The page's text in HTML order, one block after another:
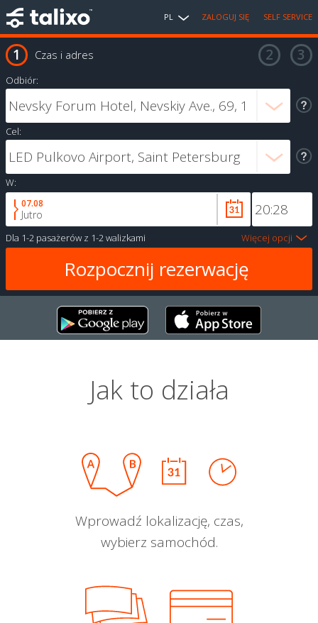
PL ZALOGUJ SIĘ SELF SERVICE
Czas i adres
Odbiór:
Cel:
W:
07.08
Jutro
Dla 1-2 pasażerów z 1-2 walizkami Więcej opcji
Jak to działa
Wprowadź lokalizację, czas,
wybierz samochód.